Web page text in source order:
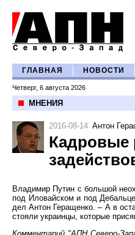
ГЛАВНАЯ НОВОСТИ
Четверг, 6 августа 2026
МНЕНИЯ
2016-08-14 Антон
Кадровые
Владимир Путин с большой
под Иловайском и под
дел Антон Геращенко. – А в
стояли украинцы, которые